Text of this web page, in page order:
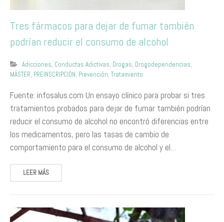
Tres fármacos para dejar de fumar también
podrían reducir el consumo de alcohol
Adicciones, Conductas Adictivas, Drogas, Drogodependencias,
MÁSTER, PREINSCRIPCIÓN, Prevención, Tratamiento
Fuente: infosalus.com Un ensayo clínico para probar si tres
tratamientos probados para dejar de fumar también podrían
reducir el consumo de alcohol no encontró diferencias entre
los medicamentos, pero las tasas de cambio de
comportamiento para el consumo de alcohol y el…
LEER MÁS